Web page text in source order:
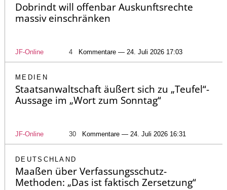
Dobrindt will offenbar Auskunftsrechte
massiv einschränken
JF-Online 4 Kommentare — 24. Juli 2026 17:03
MEDIEN
Staatsanwaltschaft äußert sich zu „Teufel“-
Aussage im „Wort zum Sonntag“
JF-Online 30 Kommentare — 24. Juli 2026 16:31
DEUTSCHLAND
Maaßen über Verfassungsschutz-
Methoden: „Das ist faktisch Zersetzung“